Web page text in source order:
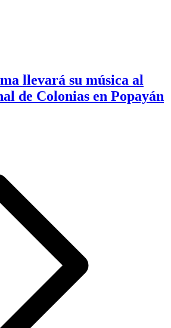
llevará su música al
de Colonias en Popayán